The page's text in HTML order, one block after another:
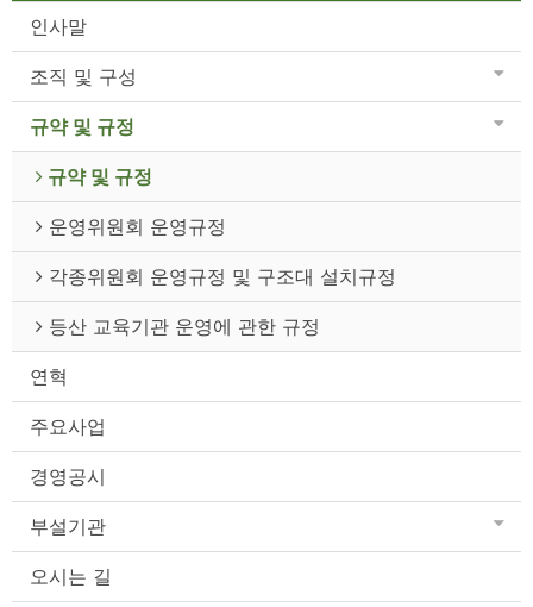
인사말
조직 및 구성
규약 및 규정
규약 및 규정
운영위원회 운영규정
각종위원회 운영규정 및 구조대 설치규정
등산 교육기관 운영에 관한 규정
연혁
주요사업
경영공시
부설기관
오시는 길